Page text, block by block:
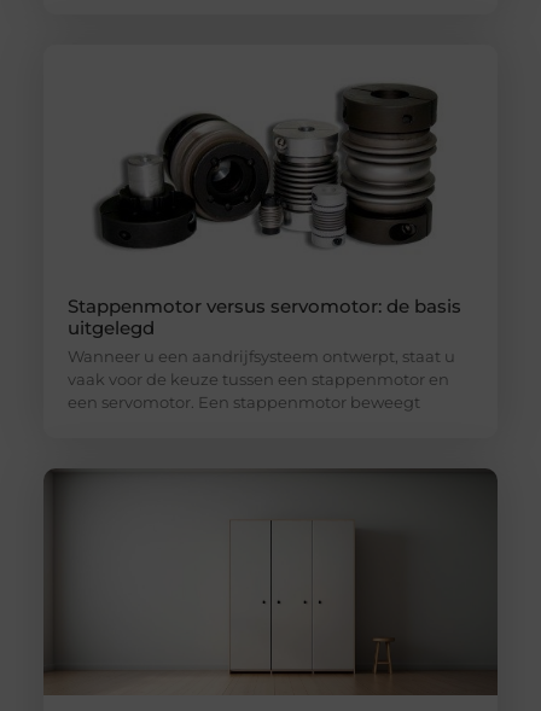
Stappenmotor versus servomotor: de basis
uitgelegd
Wanneer u een aandrijfsysteem ontwerpt, staat u
vaak voor de keuze tussen een stappenmotor en
een servomotor. Een stappenmotor beweegt